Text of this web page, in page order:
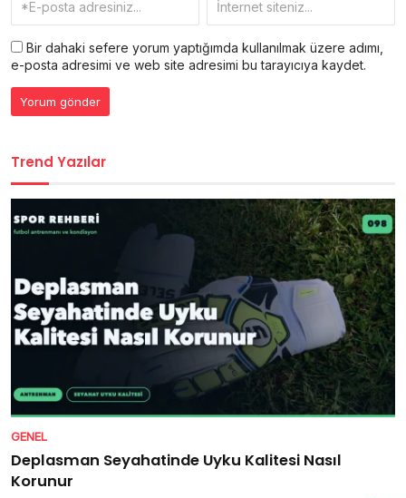
Bir dahaki sefere yorum yaptığımda kullanılmak üzere adımı,
e-posta adresimi ve web site adresimi bu tarayıcıya kaydet.
Trend Yazılar
GENEL
Deplasman Seyahatinde Uyku Kalitesi Nasıl
Korunur